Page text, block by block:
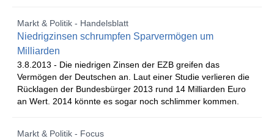
Markt & Politik - Handelsblatt
Niedrigzinsen schrumpfen Sparvermögen um
Milliarden
3.8.2013 - Die niedrigen Zinsen der EZB greifen das
Vermögen der Deutschen an. Laut einer Studie verlieren die
Rücklagen der Bundesbürger 2013 rund 14 Milliarden Euro
an Wert. 2014 könnte es sogar noch schlimmer kommen.
Markt & Politik - Focus